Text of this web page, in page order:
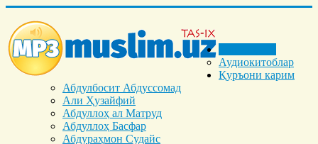
Аудиокитоблар
Қуръони карим
Абдулбосит Абдуссомад
Али Ҳузайфий
Абдуллоҳ ал Матруд
Абдуллоҳ Басфар
Абдураҳмон Судайс